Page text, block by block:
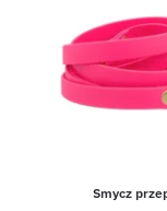
Smycz